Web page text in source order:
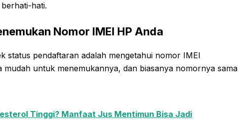
hati.
Nomor IMEI HP Anda
status pendaftaran adalah mengetahui nomor IMEI
untuk menemukannya, dan biasanya nomornya sama
Tinggi? Manfaat Jus Mentimun Bisa Jadi